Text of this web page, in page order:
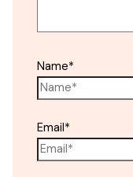
Name*
Email*